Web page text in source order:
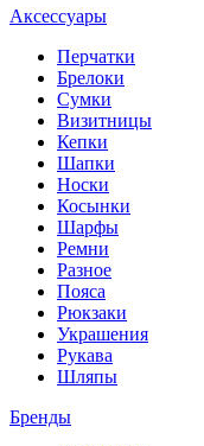
Аксессуары
Перчатки
Брелоки
Сумки
Визитницы
Кепки
Шапки
Носки
Косынки
Шарфы
Ремни
Разное
Пояса
Рюкзаки
Украшения
Рукава
Шляпы
Бренды